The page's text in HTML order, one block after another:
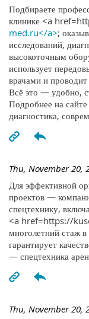
Подбираете
клинике <a
med.ru</a>;
исследований,
высокоточным
использует
врачами и
Всё это — удобно,
Подробнее на
диагностика,
Thu, November 20,
Для эффективной
проектов —
спецтехнику,
<a href=https://
многолетний стаж
гарантирует
— спецтехника
Thu, November 20,